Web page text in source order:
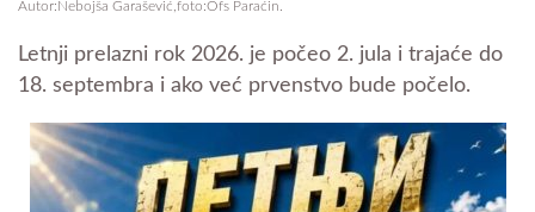
Autor:Nebojša Garašević,foto:Ofs Paraćin.
Letnji prelazni rok 2026. je počeo 2. jula i trajaće do
18. septembra i ako već prvenstvo bude počelo.